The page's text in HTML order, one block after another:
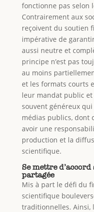
fonctionne pas selon
Contrairement aux
reçoivent du soutien
impérative de
aussi neutre et
principe n’est pas
au moins
et les formats courts
leur mandat public
souvent généreux
médias publics, dont
avoir une
production et la
scientifique.
Se mettre
partagée
Mis à part le défi du
scientifique
traditionnelles. Ainsi,